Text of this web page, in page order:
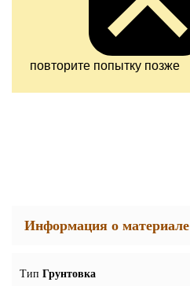
повторите попытку позже
Информация о материале
Тип Грунтовка